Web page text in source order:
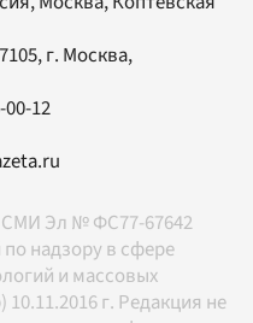
, г. Москва,
00-12
СМИ Эл № ФС77-67642
надзору в сфере
и массовых
г. Редакция не